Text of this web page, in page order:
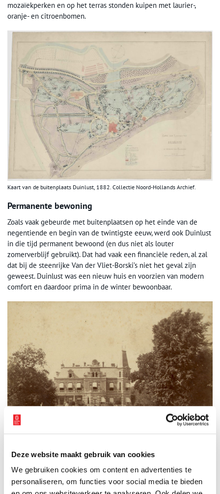
Deze website maakt gebruik van cookies
We gebruiken cookies om content en advertenties te
personaliseren, om functies voor social media te bieden
mozaïekperken en op het terras stonden kuipen met laurier-,
oranje- en citroenbomen.
Kaart van de buitenplaats Duinlust, 1882. Collectie Noord-Hollands Archief.
Permanente bewoning
Zoals vaak gebeurde met buitenplaatsen op het einde van de
negentiende en begin van de twintigste eeuw, werd ook Duinlust
in die tijd permanent bewoond (en dus niet als louter
zomerverblijf gebruikt). Dat had vaak een financiële reden, al zal
dat bij de steenrijke Van der Vliet-Borski’s niet het geval zijn
geweest. Duinlust was een nieuw huis en voorzien van modern
comfort en daardoor prima in de winter bewoonbaar.
Bouwsels op het terrein van Duinlust
Op het terrein van Duinlust kun je tegen vreemde bouwsels
aanlopen. Er zijn geen bordjes die iets verklaren. Dat maakt het